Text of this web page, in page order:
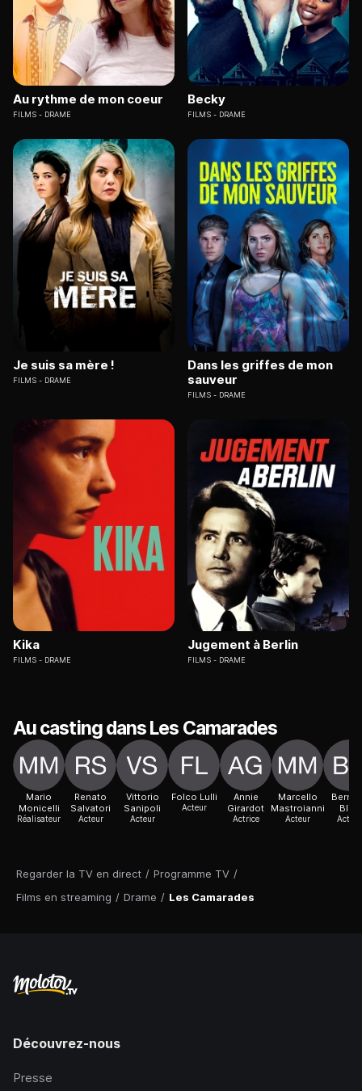
Regarder la TV en direct / Programme TV /
Films en streaming / Drame / Les Camarades
Au rythme de mon coeur
FILMS DRAME
Becky
FILMS DRAME
Je suis sa mère !
FILMS DRAME
Dans les griffes de mon
sauveur
FILMS DRAME
Kika
FILMS DRAME
Jugement à Berlin
FILMS DRAME
Au casting dans Les Camarades
Mario
Monicelli
Réalisateur
Renato
Salvatori
Acteur
Vittorio
Sanipoli
Acteur
Folco Lulli
Acteur
Annie
Girardot
Actrice
Marcello
Mastroianni
Acteur
Blier
Acteur
Découvrez-nous
Presse